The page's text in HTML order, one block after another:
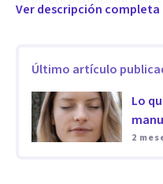
crónico, violencia social
socioemocionales. Creo
psicológica ética,
mí, el vínculo terapéutico
Ver descripción completa
Último artículo
Lo
2